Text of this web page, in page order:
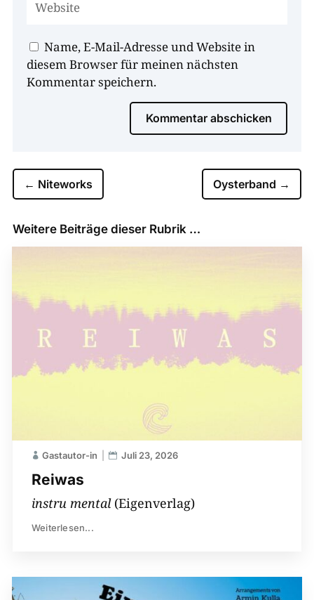
Name, E-Mail-Adresse und Website in
diesem Browser für meinen nächsten
Kommentar speichern.
Kommentar abschicken
← Niteworks Oysterband →
Weitere Beiträge dieser Rubrik …
Reiwas
Gastautor-in Juli 23, 2026
instru mental(Eigenverlag)
Weiterlesen...